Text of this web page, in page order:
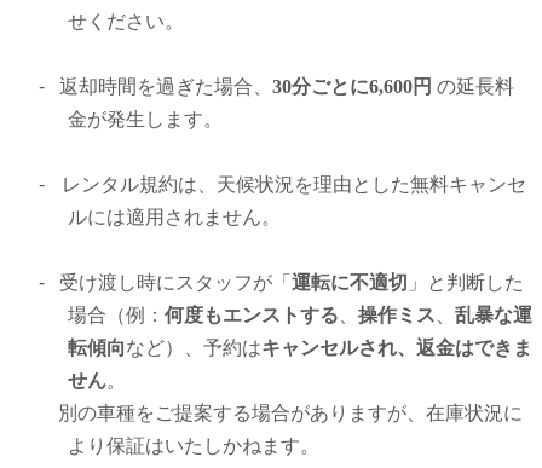
せください。
- 返却時間を過ぎた場合、 30分ごとに6,600円 の延長料
金が発生します。
-
レンタル規約は、天候状況を理由とした無料キャンセ
ルには適用されません。
- 受け渡し時にスタッフが「 運転に不適切 」と判断した
場合（例： 何度もエンストする 操作ミス
乱暴な運
転傾向など）、予約はキャンセルされ、返金はできま
せん。
別の車種をご提案する場合がありますが、在庫状況に
より保証はいたしかねます。